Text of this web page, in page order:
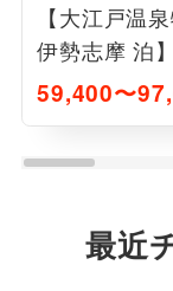
【大江戸温
伊勢志摩 泊
59,400〜
最近